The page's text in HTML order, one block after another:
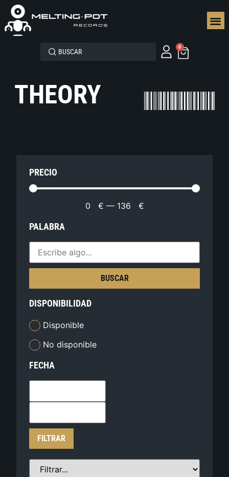
0
THEORY
PRECIO
0 € — 136 €
PALABRA
BUSCAR
DISPONIBILIDAD
Disponible
No disponible
FECHA
FILTRAR